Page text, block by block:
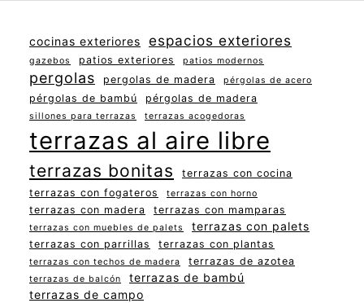
cocinas exteriores espacios exteriores
gazebos patios exteriores patios modernos
pergolas pergolas de madera pérgolas de acero
pérgolas de bambú pérgolas de madera
sillones para terrazas terrazas acogedoras
terrazas al aire libre
terrazas bonitas
terrazas con cocina
terrazas con fogateros
terrazas con horno
terrazas con madera terrazas con mamparas
terrazas con muebles de palets terrazas con palets
terrazas con parrillas terrazas con plantas
terrazas con techos de madera terrazas de azotea
terrazas de balcón
terrazas de bambú
terrazas de campo